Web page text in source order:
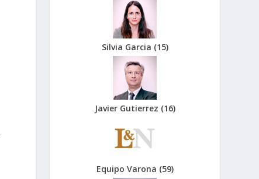
Silvia Garcia (15)
Javier Gutierrez (16)
Equipo Varona (59)